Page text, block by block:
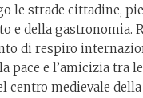
le strade cittadine,
e della gastronomia.
di respiro
pace e l’amicizia tra
centro medievale